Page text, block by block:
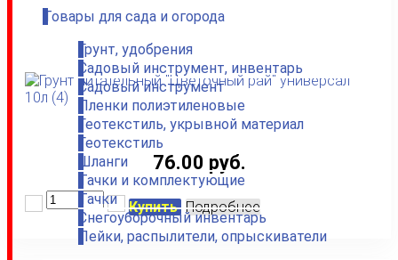
Товары для сада и огорода
Грунт, удобрения
Садовый инструмент, инвентарь
Садовый инструмент
Пленки полиэтиленовые
Геотекстиль, укрывной материал
Геотекстиль
Шланги
Тачки и комплектующие
Тачки
Снегоуборочный инвентарь
Лейки, распылители, опрыскиватели
76.00 руб.
Купить Подробнее